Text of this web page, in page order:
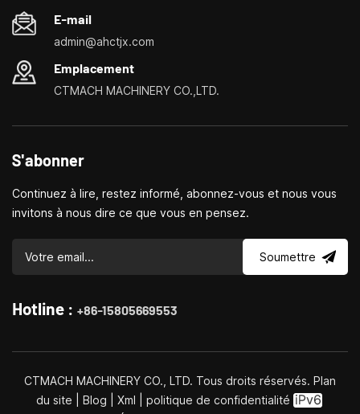
les perceuses et fraiseuses domestiques, les petits
tournages, perçages et fraisages multifonctionnels
E-mail
admin@ahctjx.com
Emplacement
CTMACH MACHINERY CO.,LTD.
S'abonner
Continuez à lire, restez informé, abonnez-vous et nous vous
invitons à nous dire ce que vous en pensez.
Soumettre
Hotline : +86-15805669553
CTMACH MACHINERY CO., LTD. Tous droits réservés. Plan
du site
Blog Xml
politique de confidentialité